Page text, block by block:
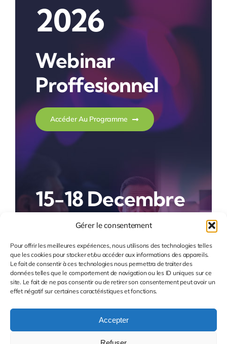
Gérer le consentement
Pour offrir les meilleures expériences, nous utilisons des technologies telles
que les cookies pour stocker et/ou accéder aux informations des appareils.
Le fait de consentir à ces technologies nous permettra de traiter des
données telles que le comportement de navigation ou les ID uniques sur ce
site. Le fait de ne pas consentir ou de retirer son consentement peut avoir un
effet négatif sur certaines caractéristiques et fonctions.
Accepter
2026
Webinar
Proffesionnel
Accéder Au Programme
15-18 Decembre
Boostez vos projets grâce aux
Certificats d’Économies
d’Énergie (CEE)